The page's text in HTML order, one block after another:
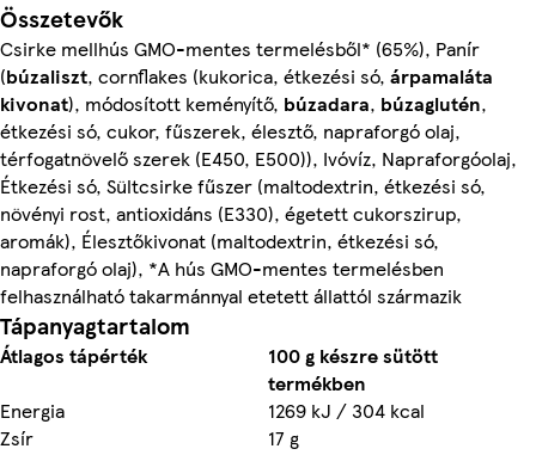
Összetevők
Csirke mellhús GMO-mentes termelésből* (65%), Panír
(búzaliszt, cornflakes (kukorica, étkezési só, árpamaláta
kivonat), módosított keményítő, búzadara, búzaglutén,
étkezési só, cukor, fűszerek, élesztő, napraforgó olaj,
térfogatnövelő szerek (E450, E500)), Ivóvíz, Napraforgóolaj,
Étkezési só, Sültcsirke fűszer (maltodextrin, étkezési só,
növényi rost, antioxidáns (E330), égetett cukorszirup,
aromák), Élesztőkivonat (maltodextrin, étkezési só,
napraforgó olaj), *A hús GMO-mentes termelésben
felhasználható takarmánnyal etetett állattól származik
Tápanyagtartalom
Átlagos tápérték
100 g készre sütött
termékben
Energia
1269 kJ / 304 kcal
Zsír
17 g